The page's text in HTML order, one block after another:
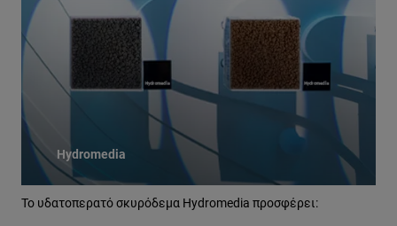
Hydromedia
Το υδατοπερατό σκυρόδεμα Hydromedia προσφέρει: